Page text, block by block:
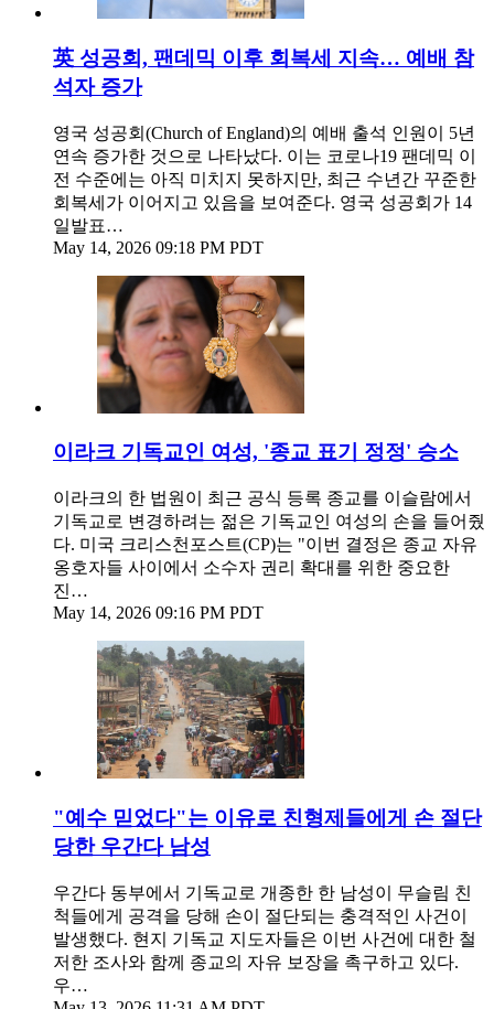
英 성공회, 팬데믹 이후 회복세 지속… 예배 참
석자 증가
영국 성공회(Church of England)의 예배 출석 인원이 5년
연속 증가한 것으로 나타났다. 이는 코로나19 팬데믹 이
전 수준에는 아직 미치지 못하지만, 최근 수년간 꾸준한
회복세가 이어지고 있음을 보여준다. 영국 성공회가 14
일발표…
May 14, 2026 09:18 PM PDT
이라크 기독교인 여성, '종교 표기 정정' 승소
이라크의 한 법원이 최근 공식 등록 종교를 이슬람에서
기독교로 변경하려는 젊은 기독교인 여성의 손을 들어줬
다. 미국 크리스천포스트(CP)는 "이번 결정은 종교 자유
옹호자들 사이에서 소수자 권리 확대를 위한 중요한
진…
May 14, 2026 09:16 PM PDT
"예수 믿었다"는 이유로 친형제들에게 손 절단
당한 우간다 남성
우간다 동부에서 기독교로 개종한 한 남성이 무슬림 친
척들에게 공격을 당해 손이 절단되는 충격적인 사건이
발생했다. 현지 기독교 지도자들은 이번 사건에 대한 철
저한 조사와 함께 종교의 자유 보장을 촉구하고 있다.
우…